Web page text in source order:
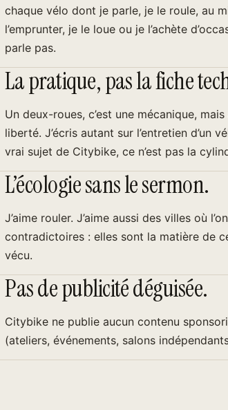
chaque vélo dont je parle, je le roule, au
l’emprunter, je le loue ou je l’achète
parle pas.
La pratique, pas la fiche
Un deux-roues, c’est une mécanique,
liberté. J’écris autant sur l’entretien d’un
vrai sujet de Citybike, ce n’est pas la
L’écologie sans le sermon.
J’aime rouler. J’aime aussi des villes où
contradictoires : elles sont la matière de
vécu.
Pas de publicité déguisée.
Citybike ne publie aucun contenu
(ateliers, événements, salons